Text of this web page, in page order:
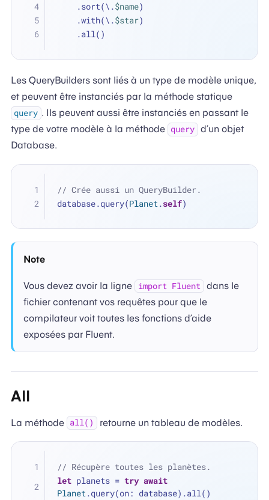
    .sort(\.
$name)
    .with(\.
$star)
    .all()
Les QueryBuilders sont liés à un type de modèle unique,
et peuvent être instanciés par la méthode statique
query . Ils peuvent aussi être instanciés en passant le
type de votre modèle à la méthode query d’un objet
Database.
// Crée aussi un QueryBuilder.
database.query(Planet.self)
Note
Vous devez avoir la ligne import Fluent dans le
fichier contenant vos requêtes pour que le
compilateur voit toutes les fonctions d’aide
exposées par Fluent.
All
La méthode all() retourne un tableau de modèles.
// Récupère toutes les planètes.
let planets = try await
Planet.query(on: database).all()